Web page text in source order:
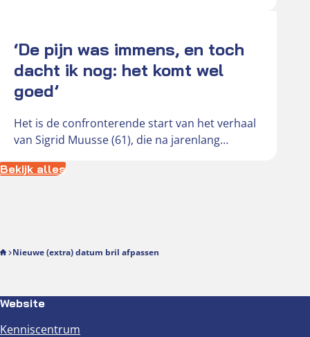
groeiende vraag…
‘De pijn was immens, en toch
dacht ik nog: het komt wel
goed’
Het is de confronterende start van het verhaal
van Sigrid Muusse (61), die na jarenlang
getroffen…
Bekijk alles
Nieuwe (extra) datum bril afpassen
Website
Kenniscentrum